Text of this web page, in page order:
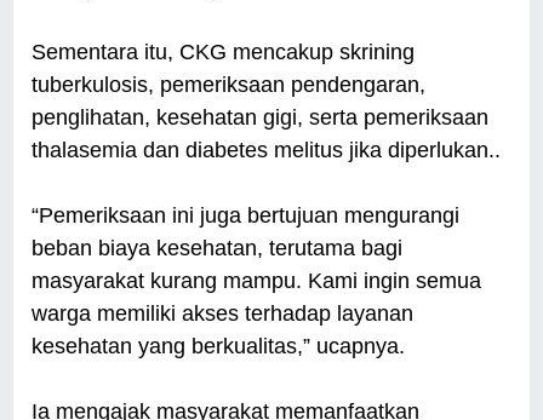
Sementara itu, CKG mencakup skrining
tuberkulosis, pemeriksaan pendengaran,
penglihatan, kesehatan gigi, serta pemeriksaan
thalasemia dan diabetes melitus jika diperlukan..
“Pemeriksaan ini juga bertujuan mengurangi
beban biaya kesehatan, terutama bagi
masyarakat kurang mampu. Kami ingin semua
warga memiliki akses terhadap layanan
kesehatan yang berkualitas,” ucapnya.
Ia mengajak masyarakat memanfaatkan